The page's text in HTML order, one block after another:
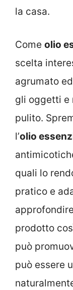
la casa.
Come olio
scelta
agrumato
gli oggetti e
pulito.
l’olio
quali lo
pratico e
prodotto
può
può essere